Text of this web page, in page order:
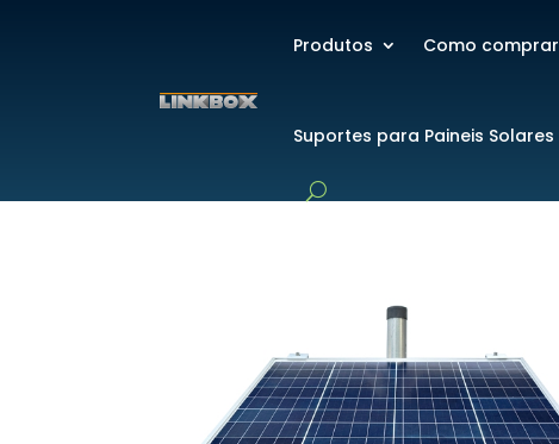
Produtos Como comprar
Suportes para Paineis Solares